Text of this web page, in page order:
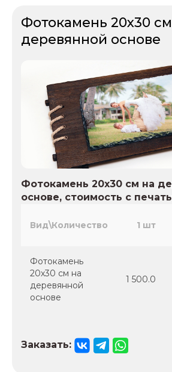
Фотокамень 20х30
деревянной основе
Фотокамень 20х30 см на
основе, стоимость с
Вид\Количество 1 шт
Фотокамень
20х30 см на
деревянной
основе
1 500.0
Заказать: